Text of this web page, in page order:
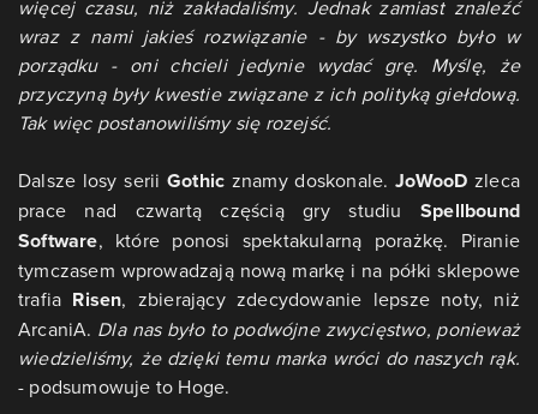
więcej czasu, niż zakładaliśmy. Jednak zamiast znaleźć
wraz z nami jakieś rozwiązanie - by wszystko było w
porządku - oni chcieli jedynie wydać grę. Myślę, że
przyczyną były kwestie związane z ich polityką giełdową.
Tak więc postanowiliśmy się rozejść.
Dalsze losy serii Gothic znamy doskonale.JoWooD zleca
prace nad czwartą częścią gry studiu Spellbound
Software, które ponosi spektakularną porażkę. Piranie
tymczasem wprowadzają nową markę i na półki sklepowe
trafia Risen, zbierający zdecydowanie lepsze noty, niż
ArcaniA. Dla nas było to podwójne zwycięstwo, ponieważ
wiedzieliśmy, że dzięki temu marka wróci do naszych rąk.
- podsumowuje to Hoge.